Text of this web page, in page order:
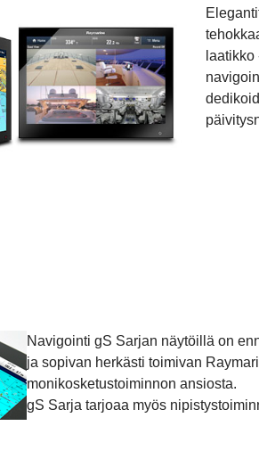
Navigointi gS Sarjan näytöillä on
ja sopivan herkästi toimivan
monikosketustoiminnon ansiosta.
gS Sarja tarjoaa myös